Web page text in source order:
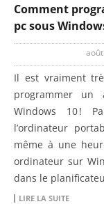
Comment
pc sous
Il est vraiment
programmer un
Windows 10 !
l’ordinateur
même à une
ordinateur sur
dans le
LIRE LA SUITE